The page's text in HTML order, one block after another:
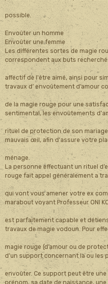
possible.
Envoûter un homme
Envoûter une femme
Les différentes sortes de magie
correspondent aux buts
affectif de l'être aimé, ainsi pour
travaux d’ envoûtement d’amour
de la magie rouge pour une
sentimental, les envoûtements
rituel de protection de son
mauvais œil, afin d'assure votre
ménage.
La personne effectuant un rituel
rouge fait appel généralement a
qui vont vous amener votre ex
marabout voyant Professeur ONI
est parfaitement capable et
travaux de magie vodoun. Pour
magie rouge (d’amour ou de
d’un support concernant la ou les
envoûter. Ce support peut être
prénom, sa date de naissance, une